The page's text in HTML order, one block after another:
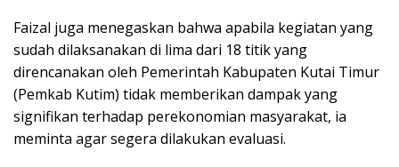
Faizal juga menegaskan bahwa apabila kegiatan yang
sudah dilaksanakan di lima dari 18 titik yang
direncanakan oleh Pemerintah Kabupaten Kutai Timur
(Pemkab Kutim) tidak memberikan dampak yang
signifikan terhadap perekonomian masyarakat, ia
meminta agar segera dilakukan evaluasi.